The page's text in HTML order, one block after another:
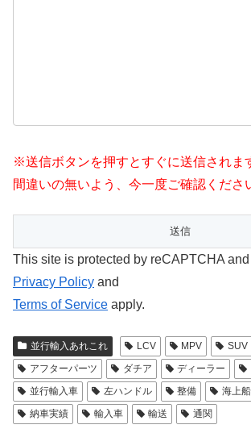
※送信ボタンを押すとすぐに送信されま
間違いの無いよう、今一度ご確認くださ
This site is protected by reCAPTCHA
Privacy Policy and
Terms of Service apply.
並行輸入あれこれ LCV MPV
SUV
アフターパーツ
ダチア ディーラー
並行輸入車
左ハンドル 整備
海上
納車実績
輸入車 輸送 通関